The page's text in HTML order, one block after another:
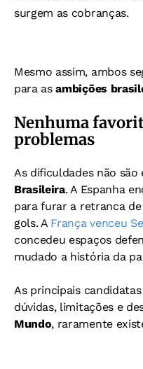
surgem as cobranças.
Mesmo assim, ambos
para asambições
Nenhuma
problemas
As dificuldades não são
Brasileira. A Espanha
para furar a retranca
gols. A França venceu
concedeu espaços
mudado a história da
As principais
dúvidas, limitações e
Mundo, raramente